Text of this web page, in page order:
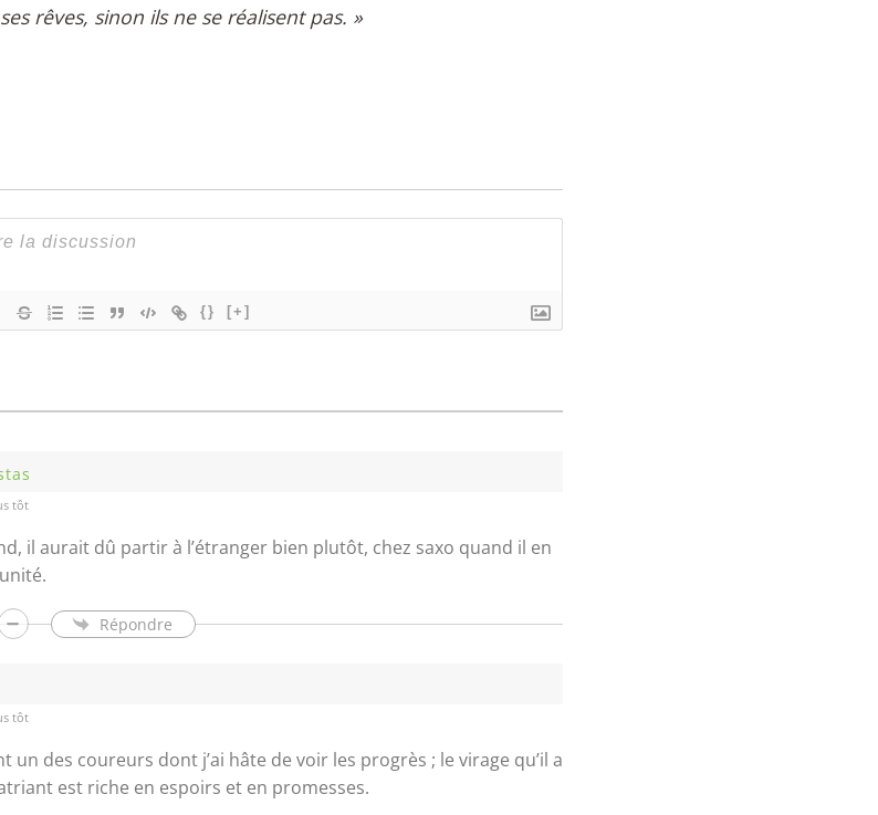
rêves, sinon ils ne se réalisent pas. »
{} [+]
tôt
il aurait dû partir à l’étranger bien plutôt, chez saxo quand il en
Répondre
tôt
un des coureurs dont j’ai hâte de voir les progrès ; le virage qu’il a
est riche en espoirs et en promesses.